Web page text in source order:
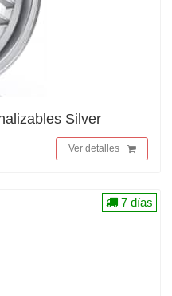
Silver
Ver detalles
7 días